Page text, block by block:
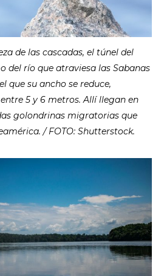
de las cascadas, el túnel del
del río que atraviesa las Sabanas
que su ancho se reduce,
5 y 6 metros. Allí llegan en
golondrinas migratorias que
/ FOTO: Shutterstock.